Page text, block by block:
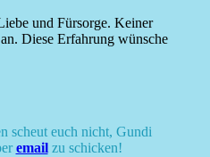
und Fürsorge. Keiner
Diese Erfahrung wünsche
scheut euch nicht, Gundi
emailzu schicken!